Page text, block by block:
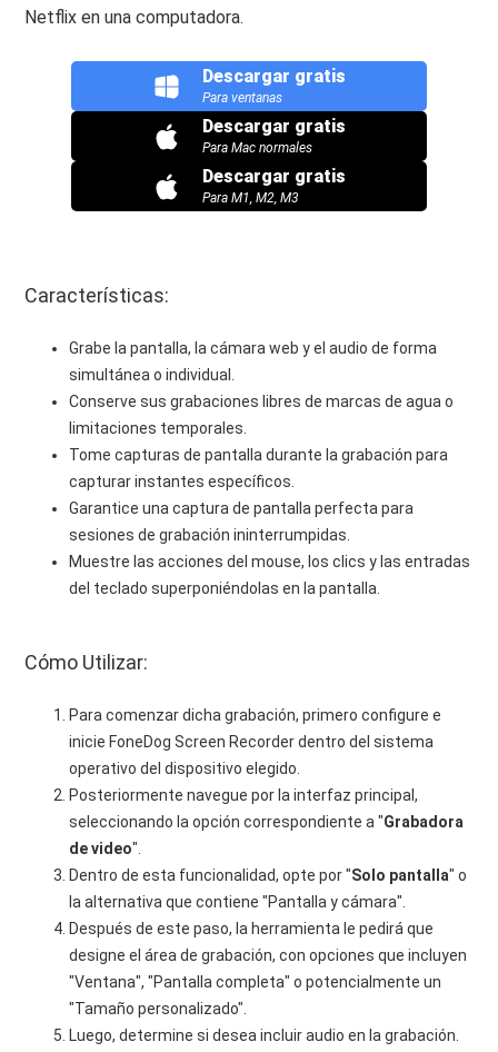
Netflix en una computadora.
Descargar gratis
Para ventanas
Descargar gratis
Para Mac normales
Descargar gratis
Para M1, M2, M3
Características:
Grabe la pantalla, la cámara web y el audio de forma
simultánea o individual.
Conserve sus grabaciones libres de marcas de agua o
limitaciones temporales.
Tome capturas de pantalla durante la grabación para
capturar instantes específicos.
Garantice una captura de pantalla perfecta para
sesiones de grabación ininterrumpidas.
Muestre las acciones del mouse, los clics y las entradas
del teclado superponiéndolas en la pantalla.
Cómo Utilizar:
Para comenzar dicha grabación, primero configure e
inicie FoneDog Screen Recorder dentro del sistema
operativo del dispositivo elegido.
Posteriormente navegue por la interfaz principal,
seleccionando la opción correspondiente a "Grabadora
de video".
Dentro de esta funcionalidad, opte por "Solo pantalla" o
la alternativa que contiene "Pantalla y cámara".
Después de este paso, la herramienta le pedirá que
designe el área de grabación, con opciones que incluyen
"Ventana", "Pantalla completa" o potencialmente un
"Tamaño personalizado".
Luego, determine si desea incluir audio en la grabación.